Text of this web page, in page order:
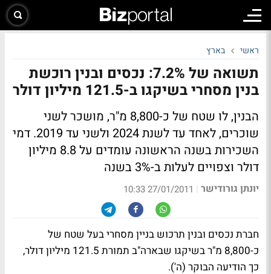
ראשי בארץ
תשואה של 7.2%: נכסים ובנין רוכשת
בנין מסחרי בשיקגו ב-121.5 מיליון דולר
הבנין, לו שטח של כ-8,800 מ"ר, מושכר לשני
שוכרים, לאחד עד לשנת 2024 ולשני עד 2019. דמי
השכירות בשנה הראשונה עומדים על 8.8 מיליון
דולר וצפויים לעלות ב-3% בשנה
יונתן גורודישר |
27/01/2011 10:33
חברת נכסים ובנין תרכוש בניין מסחרי בעל שטח של
כ-8,800 מ"ר בשיקגו שבארה"ב תמורת 121.5 מיליון דולר,
כך הודיעה הבוקר (ה').